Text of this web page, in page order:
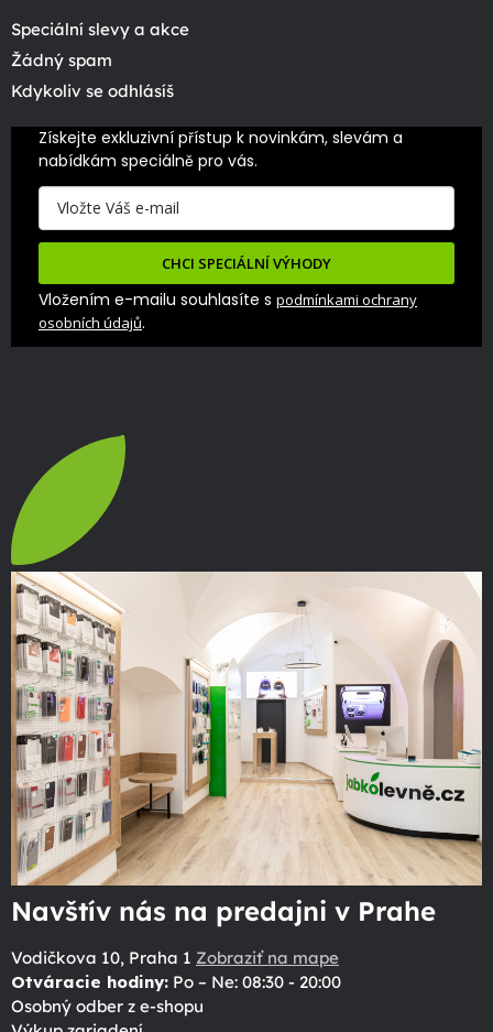
Speciální slevy a akce
Žádný spam
Kdykoliv se odhlásíš
Získejte exkluzivní přístup k novinkám, slevám a
nabídkám speciálně pro vás.
CHCI SPECIÁLNÍ VÝHODY
Vložením e-mailu souhlasíte s podmínkami ochrany
osobních údajů.
Navštív nás na predajni v Prahe
Vodičkova 10, Praha 1 Zobraziť na mape
Otváracie hodiny: Po – Ne: 08:30 - 20:00
Osobný odber z e-shopu